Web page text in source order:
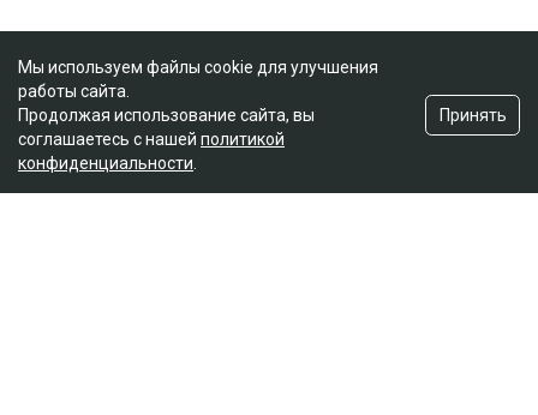
Мы используем файлы cookie для улучшения
работы сайта.
Продолжая использование сайта, вы
соглашаетесь с нашей политикой
конфиденциальности
Принять